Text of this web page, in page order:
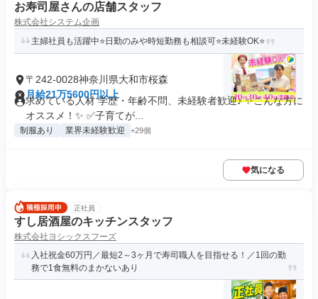
お寿司屋さんの店舗スタッフ
株式会社システム企画
主婦社員も活躍中⭐日勤のみや時短勤務も相談可⭐未経験OK⭐
〒242-0028神奈川県大和市桜森
月給21万5600円以上
求めている人材 学歴・年齢不問、未経験者歓迎♪ ✨こんな方に
オススメ！✨ ✅子育てが...
制服あり 業界未経験歓迎 +29個
気になる
正社員
すし居酒屋のキッチンスタッフ
株式会社ヨシックスフーズ
入社祝金60万円／最短2～3ヶ月で寿司職人を目指せる！／1回の勤
務で1食無料のまかないあり